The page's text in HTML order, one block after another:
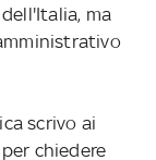
ma
scrivo ai
chiedere